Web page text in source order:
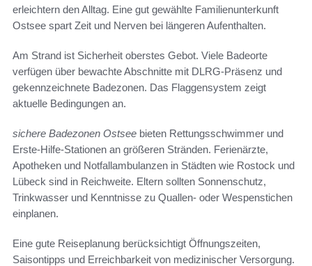
erleichtern den Alltag. Eine gut gewählte Familienunterkunft
Ostsee spart Zeit und Nerven bei längeren Aufenthalten.
Am Strand ist Sicherheit oberstes Gebot. Viele Badeorte
verfügen über bewachte Abschnitte mit DLRG-Präsenz und
gekennzeichnete Badezonen. Das Flaggensystem zeigt
aktuelle Bedingungen an.
sichere Badezonen Ostsee bieten Rettungsschwimmer und
Erste-Hilfe-Stationen an größeren Stränden. Ferienärzte,
Apotheken und Notfallambulanzen in Städten wie Rostock und
Lübeck sind in Reichweite. Eltern sollten Sonnenschutz,
Trinkwasser und Kenntnisse zu Quallen- oder Wespenstichen
einplanen.
Eine gute Reiseplanung berücksichtigt Öffnungszeiten,
Saisontipps und Erreichbarkeit von medizinischer Versorgung.